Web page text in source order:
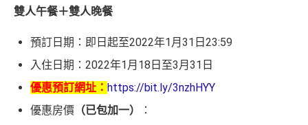
雙人午餐＋雙人晚餐
預訂日期：即日起至2022年1月31日23:59
入住日期：2022年1月18日至3月31日
優惠預訂網址： https://bit.ly/3nzhHYY
優惠房價 （已包加一） ：